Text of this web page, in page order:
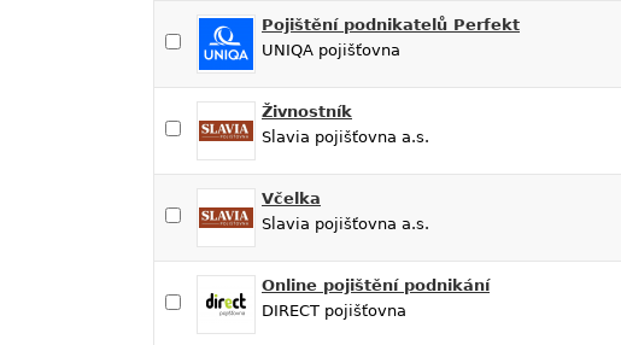
Pojištění podnikatelů Perfekt
UNIQA pojišťovna
Živnostník
Slavia pojišťovna a.s.
Včelka
Slavia pojišťovna a.s.
Online pojištění podnikání
DIRECT pojišťovna